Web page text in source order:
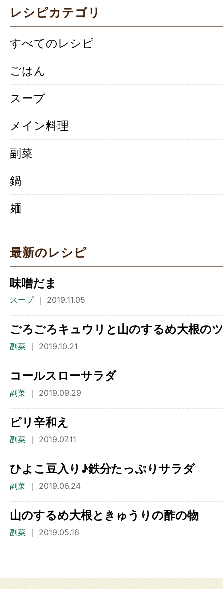
レシピカテゴリ
すべてのレシピ
ごはん
スープ
メイン料理
副菜
鍋
麺
最新のレシピ
味噌だま
スープ ｜ 2019.11.05
ごろごろキュウリと山のするめ大根の
副菜 ｜ 2019.10.21
コールスローサラダ
副菜 ｜ 2019.09.29
ピリ辛和え
副菜 ｜ 2019.07.11
ひよこ豆入り♪鉄分たっぷりサラダ
副菜 ｜ 2019.06.24
山のするめ大根ときゅうりの酢の物
副菜 ｜ 2019.05.16